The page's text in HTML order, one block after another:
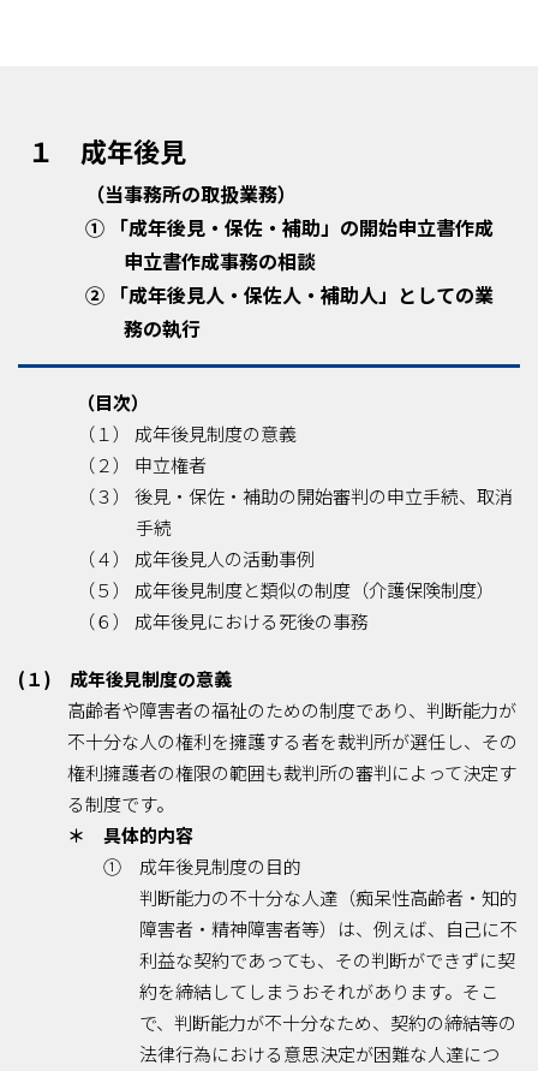
１ 成年後見
（当事務所の取扱業務）
① 「成年後見・保佐・補助」の開始申立書作成
申立書作成事務の相談
② 「成年後見人・保佐人・補助人」としての業
務の執行
（目次）
（１） 成年後見制度の意義
（２） 申立権者
（３） 後見・保佐・補助の開始審判の申立手続、取消
手続
（４） 成年後見人の活動事例
（５） 成年後見制度と類似の制度（介護保険制度）
（６） 成年後見における死後の事務
(１) 成年後見制度の意義
高齢者や障害者の福祉のための制度であり、判断能力が
不十分な人の権利を擁護する者を裁判所が選任し、その
権利擁護者の権限の範囲も裁判所の審判によって決定す
る制度です。
＊ 具体的内容
① 成年後見制度の目的
判断能力の不十分な人達（痴呆性高齢者・知的
障害者・精神障害者等）は、例えば、自己に不
利益な契約であっても、その判断ができずに契
約を締結してしまうおそれがあります。そこ
で、判断能力が不十分なため、契約の締結等の
法律行為における意思決定が困難な人達につ